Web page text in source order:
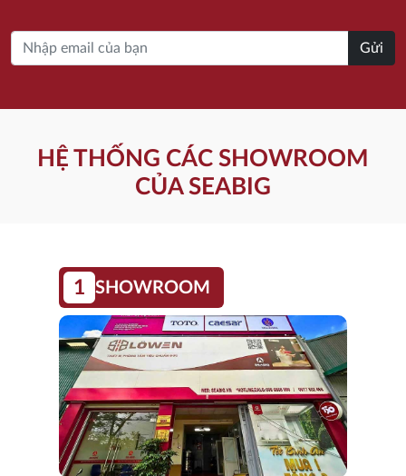
Gửi
HỆ THỐNG CÁC SHOWROOM
CỦA SEABIG
1 SHOWROOM